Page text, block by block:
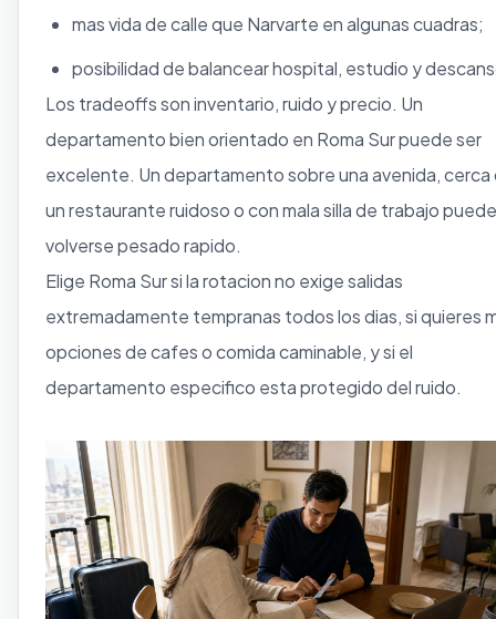
mas vida de calle que Narvarte en algunas cuadras;
posibilidad de balancear hospital, estudio y
Los tradeoffs son inventario, ruido y precio. Un
departamento bien orientado en Roma Sur puede ser
excelente. Un departamento sobre una avenida, cerca
un restaurante ruidoso o con mala silla de trabajo puede
volverse pesado rapido.
Elige Roma Sur si la rotacion no exige salidas
extremadamente tempranas todos los dias, si quieres
opciones de cafes o comida caminable, y si el
departamento especifico esta protegido del ruido.